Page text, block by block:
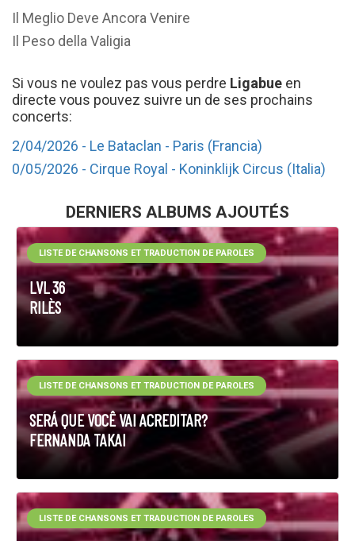
Il Meglio Deve Ancora Venire
Il Peso della Valigia
Si vous ne voulez pas vous perdre Ligabue en
directe vous pouvez suivre un de ses prochains
concerts:
2/04/2026 - Le Bataclan - Paris (Francia)
0/05/2026 - Cirque Royal - Koninklijk Circus (Italia)
DERNIERS ALBUMS AJOUTÉS
LVL 36
RILÈS
LISTE DE CHANSONS ET TRADUCTION DE PAROLES
SERÁ QUE VOCÊ VAI ACREDITAR?
FERNANDA TAKAI
LISTE DE CHANSONS ET TRADUCTION DE PAROLES
LISTE DE CHANSONS ET TRADUCTION DE PAROLES